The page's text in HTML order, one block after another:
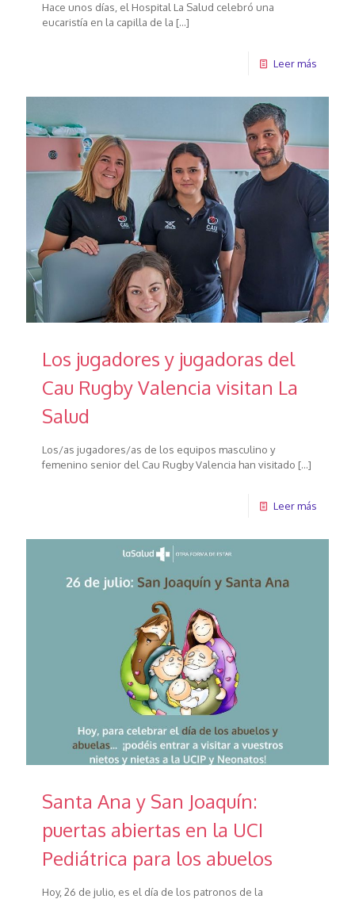
Hace unos días, el Hospital La Salud celebró una
eucaristía en la capilla de la […]
Leer más
Los jugadores y jugadoras del
Cau Rugby Valencia visitan La
Salud
Los/as jugadores/as de los equipos masculino y
femenino senior del Cau Rugby Valencia han visitado […]
Leer más
Santa Ana y San Joaquín:
puertas abiertas en la UCI
Pediátrica para los abuelos
Hoy, 26 de julio, es el día de los patronos de la